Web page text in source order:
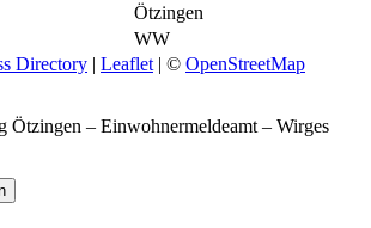
Ötzingen
WW
Directory | Leaflet | © OpenStreetMap
Ötzingen – Einwohnermeldeamt – Wirges